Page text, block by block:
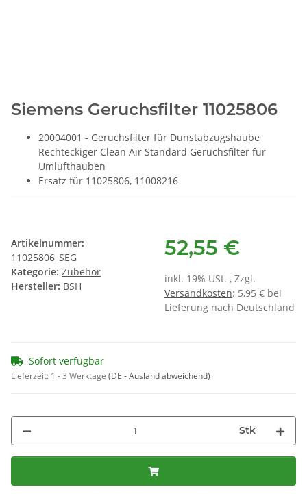
Siemens Geruchsfilter 11025806
20004001 - Geruchsfilter für Dunstabzugshaube
Rechteckiger Clean Air Standard Geruchsfilter für
Umlufthauben
Ersatz für 11025806, 11008216
Artikelnummer:
11025806_SEG
Kategorie: Zubehör
Hersteller: BSH
52,55 €
inkl. 19% USt. , Zzgl.
Versandkosten: 5,95 € bei
Lieferung nach Deutschland
Sofort verfügbar
Lieferzeit: 1 - 3 Werktage (DE - Ausland abweichend)
Stk